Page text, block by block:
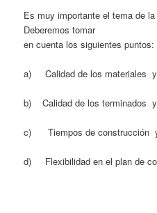
Es muy importante el tema de
Deberemos tomar
en cuenta los siguientes puntos:
a) Calidad de los materiales y
b) Calidad de los terminados
c) Tiempos de construcción y
d) Flexibilidad en el plan de